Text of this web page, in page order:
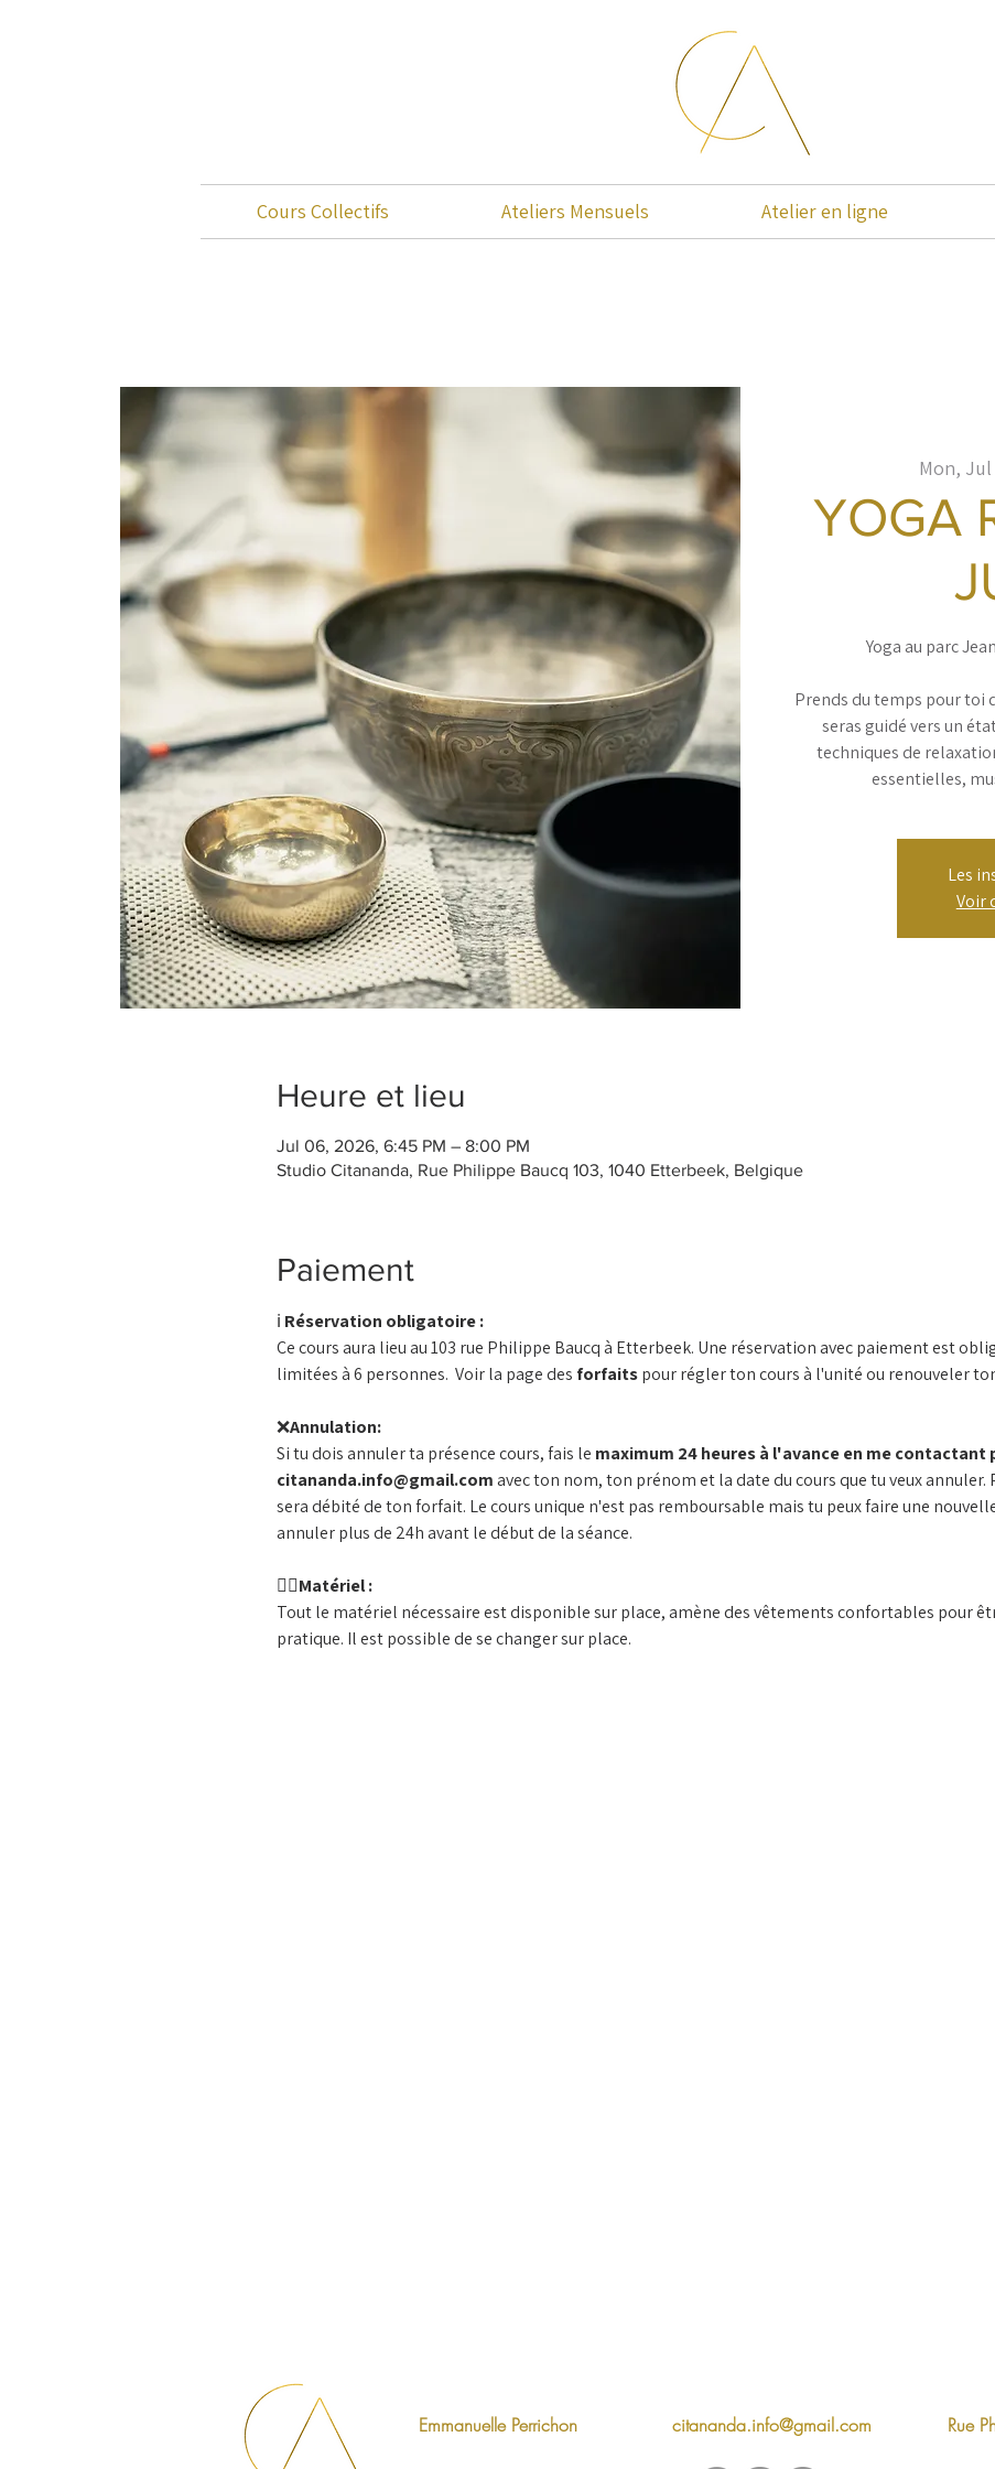
Cours Collectifs Ateliers Mensuels Atelier en ligne
Mon, Jul
YOGA
Yoga au parc
Prends du temps pour toi
seras guidé vers un
techniques de
essentielles,
Les
Voir
Heure et lieu
Jul 06, 2026, 6:45 PM – 8:00 PM
Studio Citananda, Rue Philippe Baucq 103, 1040 Etterbeek, Belgique
Paiement
ℹ️ Réservation obligatoire :
Ce cours aura lieu au 103 rue Philippe Baucq à Etterbeek. Une réservation avec paiement est
limitées à 6 personnes.  Voir la page des forfaits pour régler ton cours à l'unité ou renouveler
❌Annulation:
Si tu dois annuler ta présence cours, fais le maximum 24 heures à l'avance en me contactant
citananda.info@gmail.com avec ton nom, ton prénom et la date du cours que tu veux annuler.
sera débité de ton forfait. Le cours unique n'est pas remboursable mais tu peux faire une
annuler plus de 24h avant le début de la séance.
🧘‍♀️Matériel :
Tout le matériel nécessaire est disponible sur place, amène des vêtements confortables pour
pratique. Il est possible de se changer sur place.
Rue
Emmanuelle Perrichon citananda.info@gmail.com